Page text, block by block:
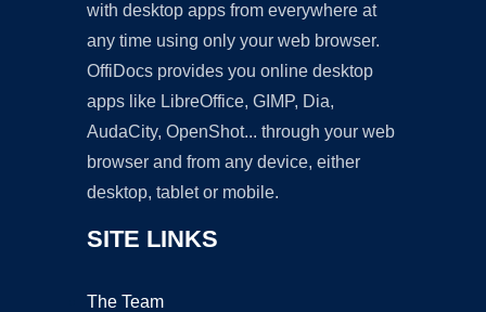
with desktop apps from everywhere at
any time using only your web browser.
OffiDocs provides you online desktop
apps like LibreOffice, GIMP, Dia,
AudaCity, OpenShot... through your web
browser and from any device, either
desktop, tablet or mobile.
SITE LINKS
The Team